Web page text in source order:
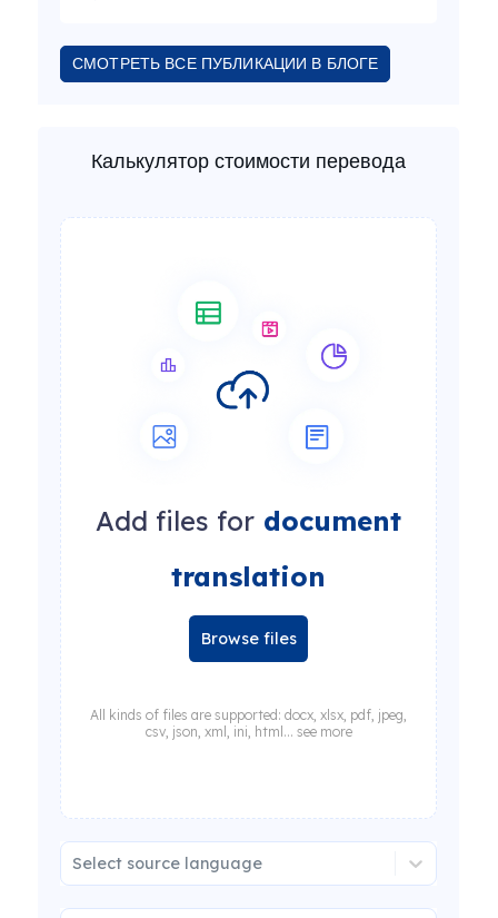
СМОТРЕТЬ ВСЕ ПУБЛИКАЦИИ В БЛОГЕ
Калькулятор стоимости перевода
Add files for document
translation
Browse files
All kinds of files are supported: docx, xlsx, pdf, jpeg,
csv, json, xml, ini, html... see more
Select source language